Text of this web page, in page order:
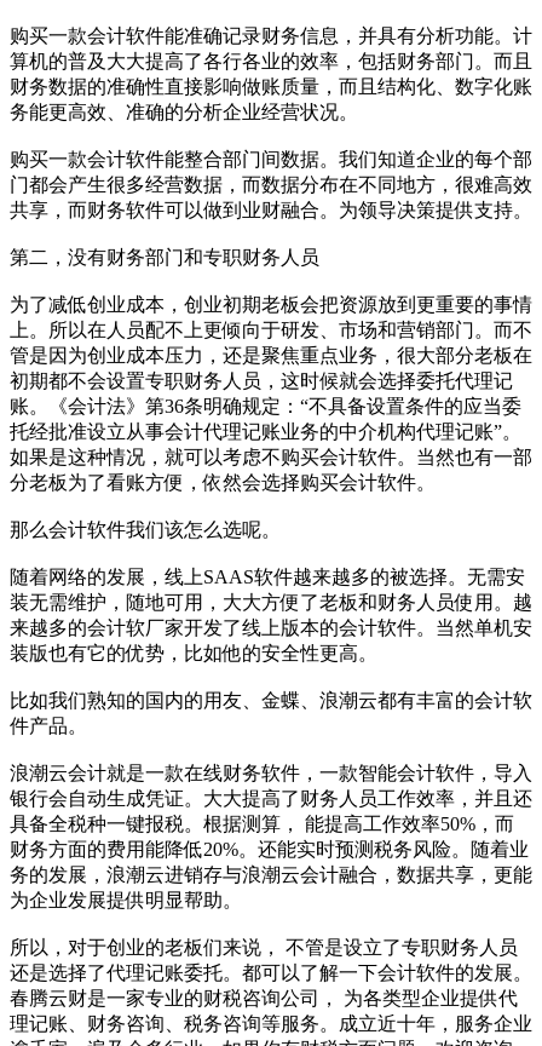
购买一款会计软件能准确记录财务信息，并具有分析功能。计
算机的普及大大提高了各行各业的效率，包括财务部门。而且
财务数据的准确性直接影响做账质量，而且结构化、数字化账
务能更高效、准确的分析企业经营状况。
购买一款会计软件能整合部门间数据。我们知道企业的每个部
门都会产生很多经营数据，而数据分布在不同地方，很难高效
共享，而财务软件可以做到业财融合。为领导决策提供支持。
第二，没有财务部门和专职财务人员
为了减低创业成本，创业初期老板会把资源放到更重要的事情
上。所以在人员配不上更倾向于研发、市场和营销部门。而不
管是因为创业成本压力，还是聚焦重点业务，很大部分老板在
初期都不会设置专职财务人员，这时候就会选择委托代理记
账。《会计法》第36条明确规定：“不具备设置条件的应当委
托经批准设立从事会计代理记账业务的中介机构代理记账”。
如果是这种情况，就可以考虑不购买会计软件。当然也有一部
分老板为了看账方便，依然会选择购买会计软件。
那么会计软件我们该怎么选呢。
随着网络的发展，线上SAAS软件越来越多的被选择。无需安
装无需维护，随地可用，大大方便了老板和财务人员使用。越
来越多的会计软厂家开发了线上版本的会计软件。当然单机安
装版也有它的优势，比如他的安全性更高。
比如我们熟知的国内的用友、金蝶、浪潮云都有丰富的会计软
件产品。
浪潮云会计就是一款在线财务软件，一款智能会计软件，导入
银行会自动生成凭证。大大提高了财务人员工作效率，并且还
具备全税种一键报税。根据测算， 能提高工作效率50%，而
财务方面的费用能降低20%。还能实时预测税务风险。随着业
务的发展，浪潮云进销存与浪潮云会计融合，数据共享，更能
为企业发展提供明显帮助。
所以，对于创业的老板们来说， 不管是设立了专职财务人员
还是选择了代理记账委托。都可以了解一下会计软件的发展。
春腾云财是一家专业的财税咨询公司， 为各类型企业提供代
理记账、财务咨询、税务咨询等服务。成立近十年，服务企业